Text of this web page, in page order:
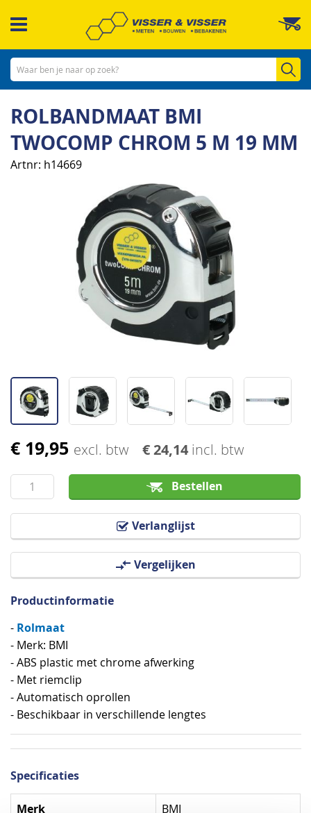
naar
inhoud
ROLBANDMAAT BMI
TWOCOMP CHROM 5 M 19 MM
Artnr h14669
€ 19,95 excl. btw € 24,14 incl. btw
Bestellen
Verlanglijst
Vergelijken
afbeeldingen-
Ga
het
begin
van
Productinformatie
- Rolmaat
- Merk: BMI
- ABS plastic met chrome afwerking
- Met riemclip
- Automatisch oprollen
- Beschikbaar in verschillende lengtes
Specificaties
Specificaties
Merk BMI